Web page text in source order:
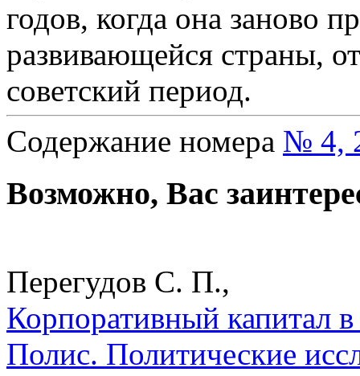
годов, когда она заново
развивающейся страны,
советский период.
Содержание номера № 4,
Возможно, Вас
Перегудов С. П.,
Корпоративный капитал
Полис. Политические